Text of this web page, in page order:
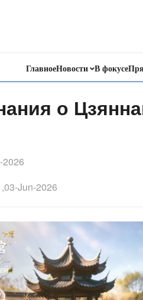
ГлавноеНовости В фокусе
о
2026
Jun-2026